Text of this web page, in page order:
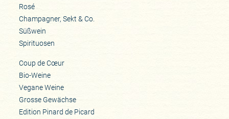
Rosé
Champagner, Sekt & Co.
Süßwein
Spirituosen
Coup de Cœur
Bio-Weine
Vegane Weine
Grosse Gewächse
Edition Pinard de Picard